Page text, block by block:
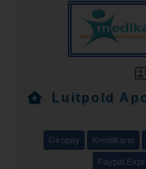
Luitpold
Giropay Kreditkarte
Paypal